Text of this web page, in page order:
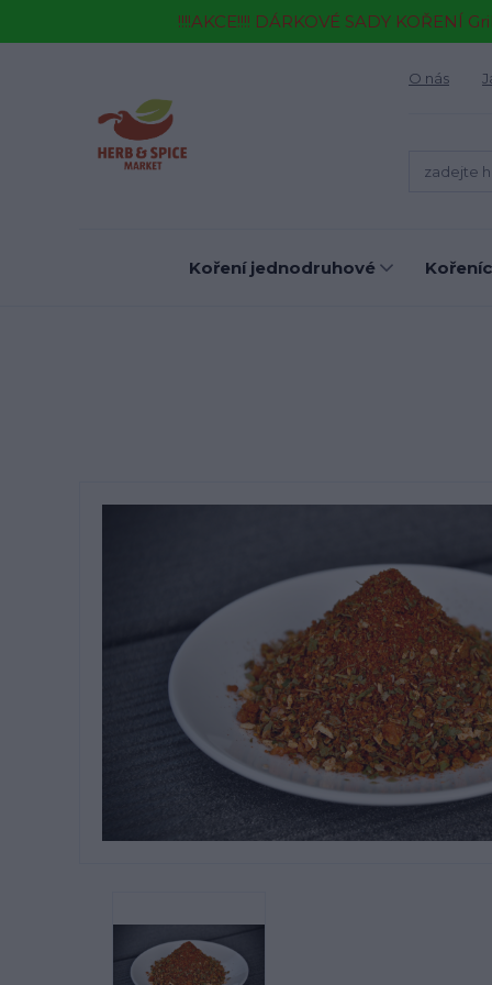
!!!!AKCE!!!! DÁRKOVÉ SADY KOŘENÍ
O nás
Koření jednodruhové